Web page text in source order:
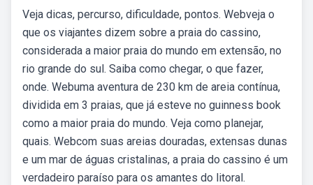
Veja dicas, percurso, dificuldade, pontos. Webveja o
que os viajantes dizem sobre a praia do cassino,
considerada a maior praia do mundo em extensão, no
rio grande do sul. Saiba como chegar, o que fazer,
onde. Webuma aventura de 230 km de areia contínua,
dividida em 3 praias, que já esteve no guinness book
como a maior praia do mundo. Veja como planejar,
quais. Webcom suas areias douradas, extensas dunas
e um mar de águas cristalinas, a praia do cassino é um
verdadeiro paraíso para os amantes do litoral.